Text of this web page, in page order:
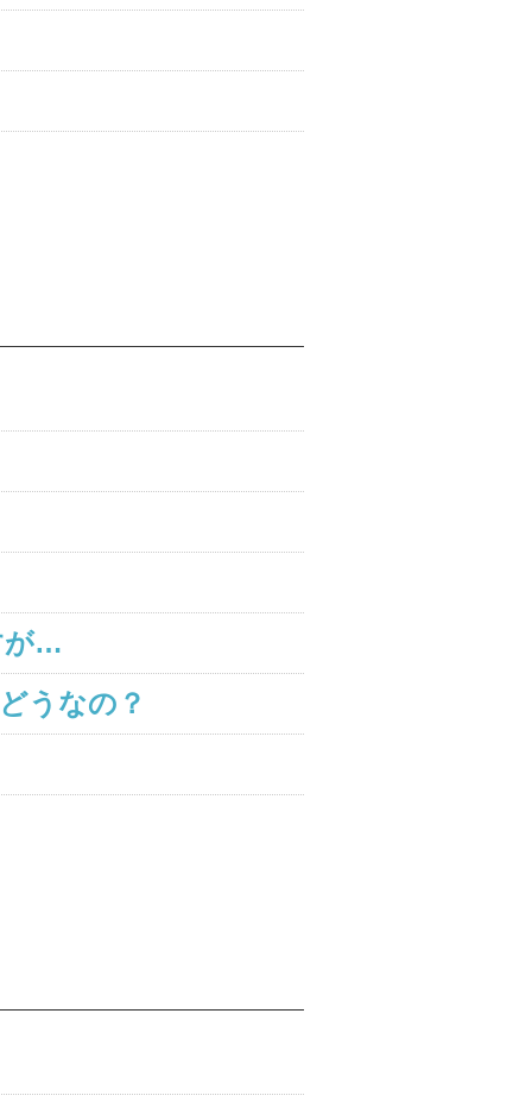
が…
うなの？